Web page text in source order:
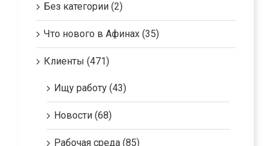
Без категории (2)
Что нового в Афинах (35)
Клиенты (471)
Ищу работу (43)
Новости (68)
Рабочая среда (85)